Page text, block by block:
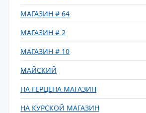
МАГАЗИН # 64
МАГАЗИН # 2
МАГАЗИН # 10
МАЙСКИЙ
НА ГЕРЦЕНА МАГАЗИН
НА КУРСКОЙ МАГАЗИН